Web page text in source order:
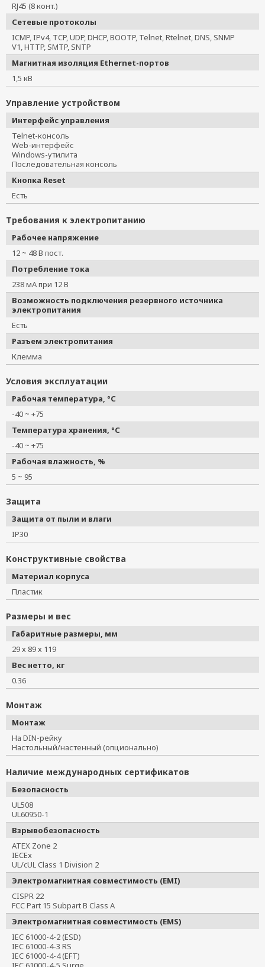
RJ45 (8 конт.)
Сетевые протоколы
ICMP, IPv4, TCP, UDP, DHCP, BOOTP, Telnet, Rtelnet, DNS, SNMP
V1, HTTP, SMTP, SNTP
Магнитная изоляция Ethernet-портов
1,5 кВ
Управление устройством
Интерфейс управления
Telnet-консоль
Web-интерфейс
Windows-утилита
Последовательная консоль
Кнопка Reset
Есть
Требования к электропитанию
Рабочее напряжение
12 ~ 48 В пост.
Потребление тока
238 мА при 12 В
Возможность подключения резервного источника
электропитания
Есть
Разъем электропитания
Клемма
Условия эксплуатации
Рабочая температура, °C
-40 ~ +75
Температура хранения, °C
-40 ~ +75
Рабочая влажность, %
5 ~ 95
Защита
Защита от пыли и влаги
IP30
Конструктивные свойства
Материал корпуса
Пластик
Размеры и вес
Габаритные размеры, мм
29 х 89 х 119
Вес нетто, кг
0.36
Монтаж
Монтаж
На DIN-рейку
Настольный/настенный (опционально)
Наличие международных сертификатов
Безопасность
UL508
UL60950-1
Взрывобезопасность
ATEX Zone 2
IECEx
UL/cUL Class 1 Division 2
Электромагнитная совместимость (EMI)
CISPR 22
FCC Part 15 Subpart B Class A
Электромагнитная совместимость (EMS)
IEC 61000-4-2 (ESD)
IEC 61000-4-3 RS
IEC 61000-4-4 (EFT)